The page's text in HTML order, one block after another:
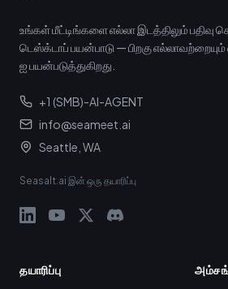
உங்கள் மீட்டிங்களை எல்லா இடத்திலும் பதிவு
டெஸ்க்டாப் பயன்பாடு — பிறகு
ஐ பயன்படுத்துகிறது.
+1 (SMB)-AI-AGENT
info@seameet.ai
Seattle, WA
Seasalt.ai இன் ஒரு தயாரிப்பு
தயாரிப்பு